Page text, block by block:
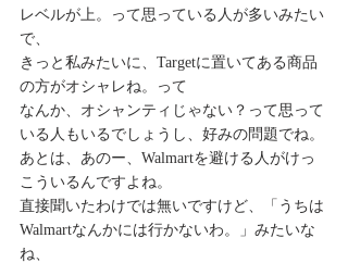
レベルが上。って思っている人が多いみたい
で、
きっと私みたいに、Targetに置いてある商品
の方がオシャレね。って
なんか、オシャンティじゃない？って思って
いる人もいるでしょうし、好みの問題でね。
あとは、あのー、Walmartを避ける人がけっ
こういるんですよね。
直接聞いたわけでは無いですけど、「うちは
Walmartなんかには行かないわ。」みたいな
ね、